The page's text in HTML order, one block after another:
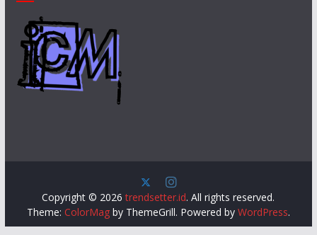
Copyright © 2026trendsetter.id. All rights reserved.
Theme: ColorMagby ThemeGrill. Powered by WordPress.